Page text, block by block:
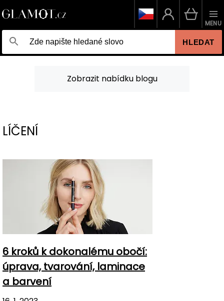
HLEDAT
MENU
Zobrazit nabídku blogu
LÍČENÍ
6 kroků k dokonalému obočí:
úprava, tvarování, laminace
a barvení